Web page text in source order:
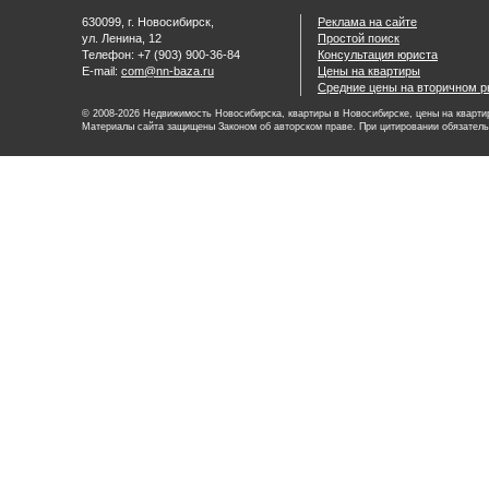
630099, г. Новосибирск,
ул. Ленина, 12
Телефон: +7 (903) 900-36-84
E-mail: com@nn-baza.ru
Реклама на сайте
Простой поиск
Консультация юриста
Цены на квартиры
Средние цены на вторичном
© 2008-2026 Недвижимость Новосибирска, квартиры в Новосибирске, цены на
Материалы сайта защищены Законом об авторском праве. При цитировании